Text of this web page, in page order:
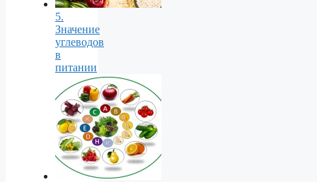
5.
Значение
углеводов
в
питании